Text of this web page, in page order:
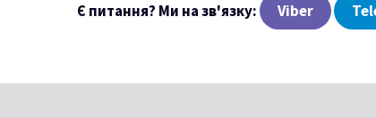
Є питання? Ми на зв'язку: Viber